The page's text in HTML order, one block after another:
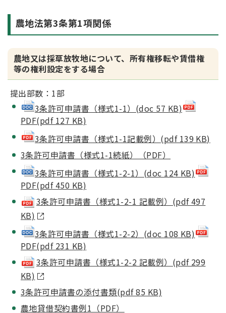
農地法第3条第1項関係
農地又は採草放牧地について、所有権移転や賃借権
等の権利設定をする場合
提出部数：1部
3条許可申請書（様式1-1）(doc 57 KB)
PDF(pdf 127 KB)
3条許可申請書（様式1-1記載例）(pdf 139 KB)
3条許可申請書（様式1-1続紙）（PDF）
3条許可申請書（様式1-2-1）(doc 124 KB)
PDF(pdf 450 KB)
3条許可申請書（様式1-2-1 記載例）(pdf 497
KB)
3条許可申請書（様式1-2-2）(doc 108 KB)
PDF(pdf 231 KB)
3条許可申請書（様式1-2-2 記載例）(pdf 299
KB)
3条許可申請書の添付書類(pdf 85 KB)
農地貸借契約書例1（PDF）